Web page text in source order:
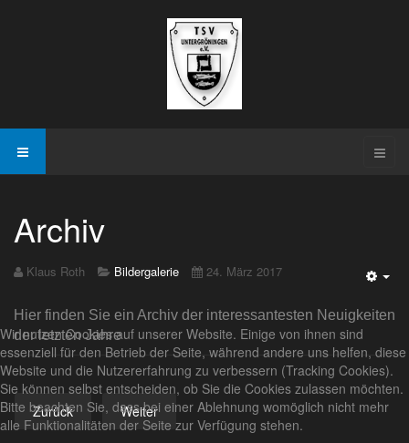
Archiv
Klaus Roth Bildergalerie 24. März 2017
Hier finden Sie ein Archiv der interessantesten Neuigkeiten
der letzten Jahre
Zurück Weiter
Wir nutzen Cookies auf unserer Website. Einige von ihnen sind
essenziell für den Betrieb der Seite, während andere uns helfen, diese
Website und die Nutzererfahrung zu verbessern (Tracking Cookies).
Sie können selbst entscheiden, ob Sie die Cookies zulassen möchten.
Bitte beachten Sie, dass bei einer Ablehnung womöglich nicht mehr
alle Funktionalitäten der Seite zur Verfügung stehen.